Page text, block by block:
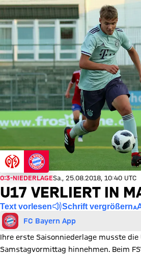
0:3-NIEDERLAGESa., 25.08.2018, 10:40 UTC
U17 VERLIERT IN
Text vorlesen Schrift vergrößern
FC Bayern App
Ihre erste Saisonniederlage musste die
Samstagvormittag hinnehmen. Beim